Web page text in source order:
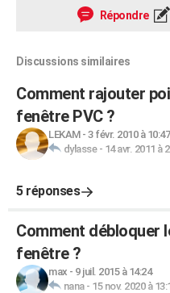
Répondre
Discussions similaires
Comment rajouter
fenêtre PVC ?
LEKAM- 3 févr. 2010 à 10:47
dylasse- 14 avr. 2011 à
5 réponses
Comment débloquer
fenêtre ?
max - 9 juil. 2015 à 14:24
nana- 15 nov. 2020 à